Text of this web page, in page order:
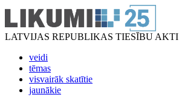
LATVIJAS REPUBLIKAS TIESĪBU AKTI
veidi
tēmas
visvairāk skatītie
jaunākie